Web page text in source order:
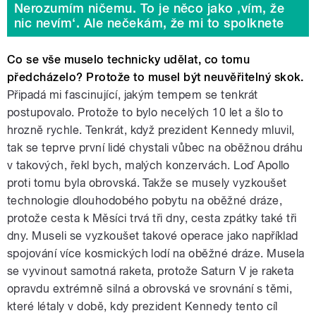
Nerozumím ničemu. To je něco jako ‚vím, že
nic nevím‘. Ale nečekám, že mi to spolknete
Co se vše muselo technicky udělat, co tomu
předcházelo? Protože to musel být neuvěřitelný skok.
Připadá mi fascinující, jakým tempem se tenkrát
postupovalo. Protože to bylo necelých 10 let a šlo to
hrozně rychle. Tenkrát, když prezident Kennedy mluvil,
tak se teprve první lidé chystali vůbec na oběžnou dráhu
v takových, řekl bych, malých konzervách. Loď Apollo
proti tomu byla obrovská. Takže se musely vyzkoušet
technologie dlouhodobého pobytu na oběžné dráze,
protože cesta k Měsíci trvá tři dny, cesta zpátky také tři
dny. Museli se vyzkoušet takové operace jako například
spojování více kosmických lodí na oběžné dráze. Musela
se vyvinout samotná raketa, protože Saturn V je raketa
opravdu extrémně silná a obrovská ve srovnání s těmi,
které létaly v době, kdy prezident Kennedy tento cíl